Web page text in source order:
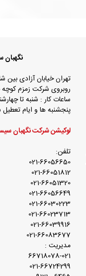
نگهبان
تهران خیابان آزادی بین
روبروی شرکت زمزم کوچه
ساعات کار : شنبه تا چهارشنبه
پنجشنبه ها و ایام
لوکیشن شرکت نگهبان
تلفن:
021-66056650
021-66051812
021-66051320
021-66056649
021-66030223
021-66023713
021-66039916
021-66083677
مدیریت :
66718078-021
021-66724299